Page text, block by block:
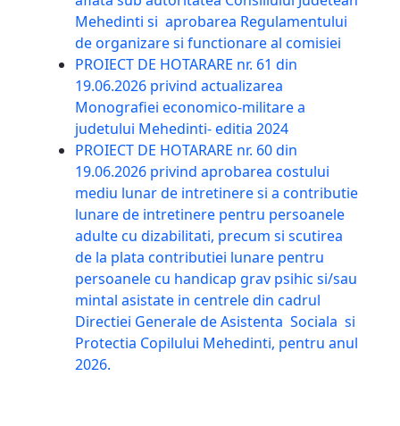
Mehedinti si aprobarea Regulamentului
de organizare si functionare al comisiei
PROIECT DE HOTARARE nr. 61 din
19.06.2026 privind actualizarea
Monografiei economico-militare a
judetului Mehedinti- editia 2024
PROIECT DE HOTARARE nr. 60 din
19.06.2026 privind aprobarea costului
mediu lunar de intretinere si a contributie
lunare de intretinere pentru persoanele
adulte cu dizabilitati, precum si scutirea
de la plata contributiei lunare pentru
persoanele cu handicap grav psihic si/sau
mintal asistate in centrele din cadrul
Directiei Generale de Asistenta Sociala si
Protectia Copilului Mehedinti, pentru anul
2026.